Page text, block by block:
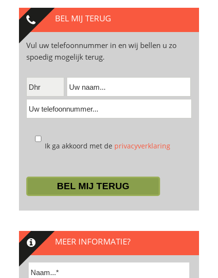
BEL MIJ TERUG
Vul uw telefoonnummer in en wij bellen u zo
spoedig mogelijk terug.
Ik ga akkoord met de privacyverklaring
veld
MEER INFORMATIE?